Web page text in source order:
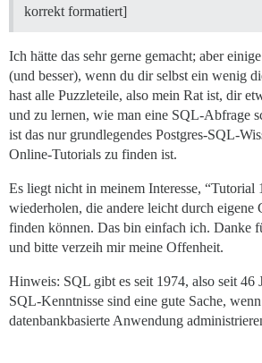
korrekt formatiert]
Ich hätte das sehr gerne gemacht; aber
(und besser), wenn du dir selbst ein wenig
hast alle Puzzleteile, also mein Rat ist, dir
und zu lernen, wie man eine SQL-Abfrage
ist das nur grundlegendes Postgres-SQL-
Online-Tutorials zu finden ist.
Es liegt nicht in meinem Interesse, “Tutorial
wiederholen, die andere leicht durch eigene
finden können. Das bin einfach ich. Danke
und bitte verzeih mir meine Offenheit.
Hinweis: SQL gibt es seit 1974, also seit 46
SQL-Kenntnisse sind eine gute Sache,
datenbankbasierte Anwendung